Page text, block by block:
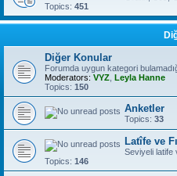
Topics: 451
Diğer Konular
Forumda uygun kategori
Moderators: VYZ Leyla Hanne
Topics: 150
Anketler
Topics: 33
Latîfe ve
Seviyeli latife
Topics: 146